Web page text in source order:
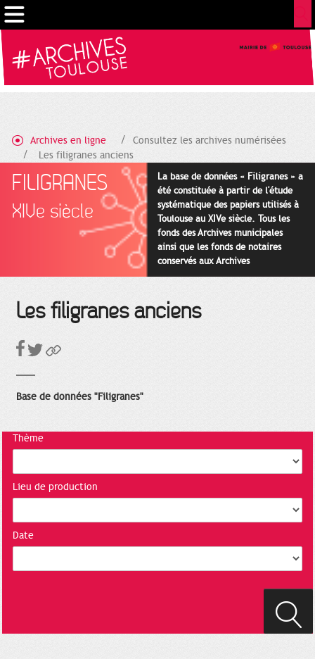
Archives en ligne
Consultez les archives numérisées
Les filigranes anciens
FILIGRANES
XIVe siècle
La base de données « Filigranes » a
été constituée à partir de l'étude
systématique des papiers utilisés à
Toulouse au XIVe siècle. Tous les
fonds des Archives municipales
ainsi que les fonds de notaires
conservés aux Archives
départementales pour cette
Les filigranes anciens
Base de données "Filigranes"
Thème
Lieu de production
Date
Cookies management panel